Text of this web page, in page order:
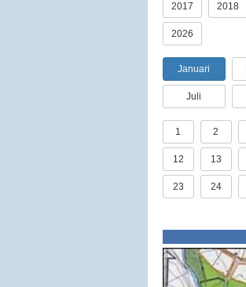
2017 2018
2026
Januari
Juli
1 2
12 13
23 24